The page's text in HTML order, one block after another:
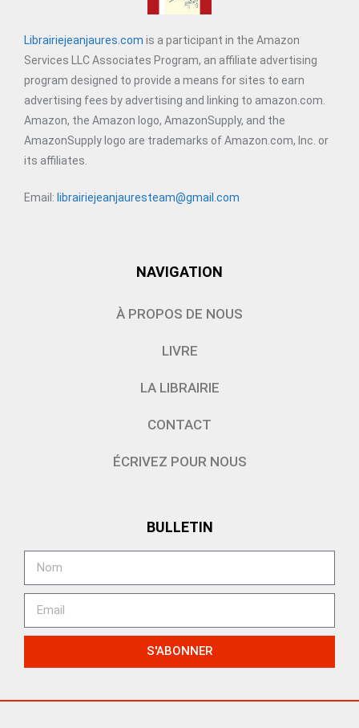
Librairiejeanjaures.com is a participant in the Amazon
Services LLC Associates Program, an affiliate advertising
program designed to provide a means for sites to earn
advertising fees by advertising and linking to amazon.com.
Amazon, the Amazon logo, AmazonSupply, and the
AmazonSupply logo are trademarks of Amazon.com, Inc. or
its affiliates.
Email: librairiejeanjauresteam@gmail.com
NAVIGATION
À PROPOS DE NOUS
LIVRE
LA LIBRAIRIE
CONTACT
ÉCRIVEZ POUR NOUS
BULLETIN
S'ABONNER